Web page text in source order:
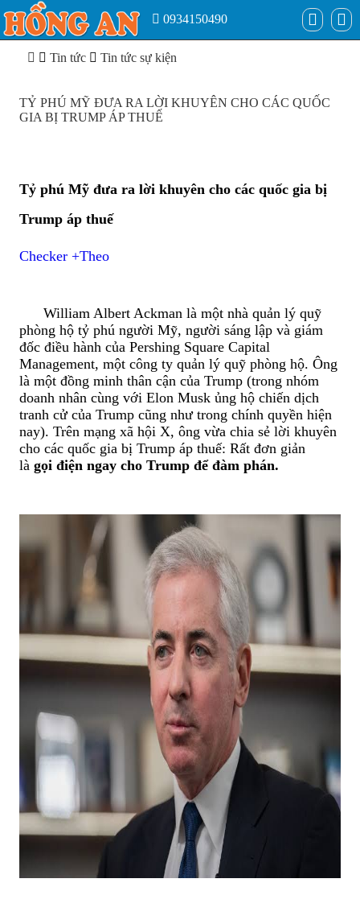
0934150490
Tin tức Tin tức sự kiện
TỶ PHÚ MỸ ĐƯA RA LỜI KHUYÊN CHO CÁC QUỐC
GIA BỊ TRUMP ÁP THUẾ
Tỷ phú Mỹ đưa ra lời khuyên cho các quốc gia bị
Trump áp thuế
Checker +Theo
William Albert Ackman là một nhà quản lý quỹ
phòng hộ tỷ phú người Mỹ, người sáng lập và giám
đốc điều hành của Pershing Square Capital
Management, một công ty quản lý quỹ phòng hộ. Ông
là một đồng minh thân cận của Trump (trong nhóm
doanh nhân cùng với Elon Musk ủng hộ chiến dịch
tranh cử của Trump cũng như trong chính quyền hiện
nay). Trên mạng xã hội X, ông vừa chia sẻ lời khuyên
cho các quốc gia bị Trump áp thuế: Rất đơn giản
là gọi điện ngay cho Trump để đàm phán.